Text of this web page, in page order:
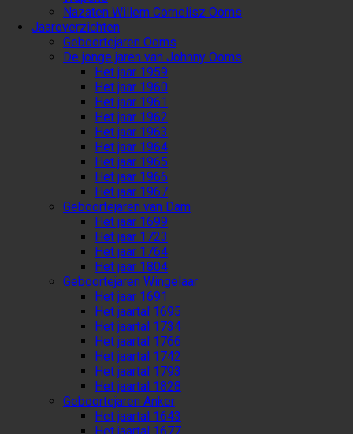
Nazaten Willem Cornelisz Ooms
Jaaroverzichten
Geboortejaren Ooms
De jonge jaren van Johnny Ooms
Het jaar 1959
Het jaar 1960
Het jaar 1961
Het jaar 1962
Het jaar 1963
Het jaar 1964
Het jaar 1965
Het jaar 1966
Het jaar 1967
Geboortejaren van Dam
Het jaar 1699
Het jaar 1723
Het jaar 1764
Het jaar 1804
Geboortejaren Wingelaar
Het jaar 1691
Het jaartal 1695
Het jaartal 1734
Het jaartal 1766
Het jaartal 1742
Het jaartal 1793
Het jaartal 1828
Geboortejaren Anker
Het jaartal 1643